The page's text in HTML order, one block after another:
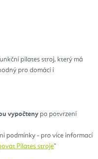
pilates stroj, který má
pro domácí i
vypočteny po potvrzení
podmínky - pro více informací
Pilates stroje"